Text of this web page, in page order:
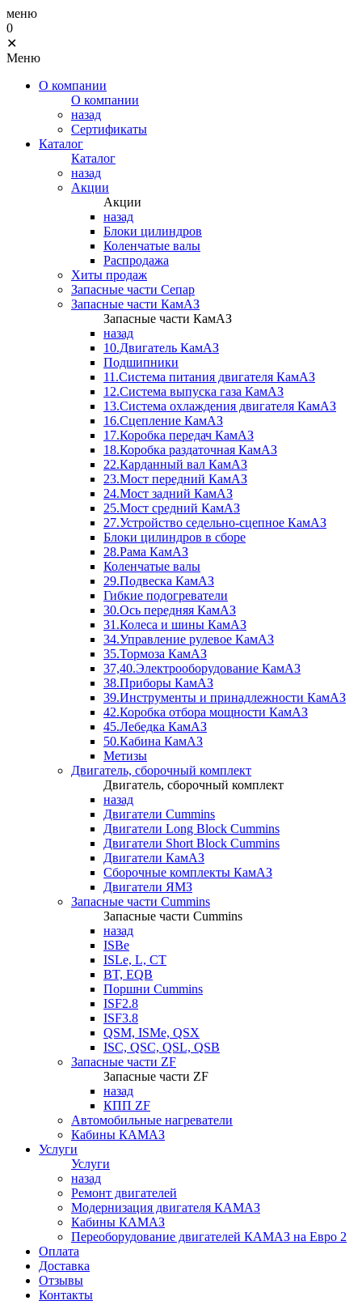
меню
0
✕
Меню
О компании
О компании
назад
Сертификаты
Каталог
Каталог
назад
Акции
Акции
назад
Блоки цилиндров
Коленчатые валы
Распродажа
Хиты продаж
Запасные части Сепар
Запасные части КамАЗ
Запасные части КамАЗ
назад
10.Двигатель КамАЗ
Подшипники
11.Система питания двигателя КамАЗ
12.Система выпуска газа КамАЗ
13.Система охлаждения двигателя КамАЗ
16.Сцепление КамАЗ
17.Коробка передач КамАЗ
18.Коробка раздаточная КамАЗ
22.Карданный вал КамАЗ
23.Мост передний КамАЗ
24.Мост задний КамАЗ
25.Мост средний КамАЗ
27.Устройство седельно-сцепное КамАЗ
Блоки цилиндров в сборе
28.Рама КамАЗ
Коленчатые валы
29.Подвеска КамАЗ
Гибкие подогреватели
30.Ось передняя КамАЗ
31.Колеса и шины КамАЗ
34.Управление рулевое КамАЗ
35.Тормоза КамАЗ
37,40.Электрооборудование КамАЗ
38.Приборы КамАЗ
39.Инструменты и принадлежности КамАЗ
42.Коробка отбора мощности КамАЗ
45.Лебедка КамАЗ
50.Кабина КамАЗ
Метизы
Двигатель, сборочный комплект
Двигатель, сборочный комплект
назад
Двигатели Cummins
Двигатели Long Bloсk Cummins
Двигатели Short Bloсk Cummins
Двигатели КамАЗ
Сборочные комплекты КамАЗ
Двигатели ЯМЗ
Запасные части Cummins
Запасные части Cummins
назад
ISBe
ISLe, L, CT
BT, EQB
Поршни Cummins
ISF2.8
ISF3.8
QSM, ISMe, QSX
ISC, QSC, QSL, QSB
Запасные части ZF
Запасные части ZF
назад
КПП ZF
Автомобильные нагреватели
Кабины КАМАЗ
Услуги
Услуги
назад
Ремонт двигателей
Модернизация двигателя КАМАЗ
Кабины КАМАЗ
Переоборудование двигателей КАМАЗ на Евро 2
Оплата
Доставка
Отзывы
Контакты